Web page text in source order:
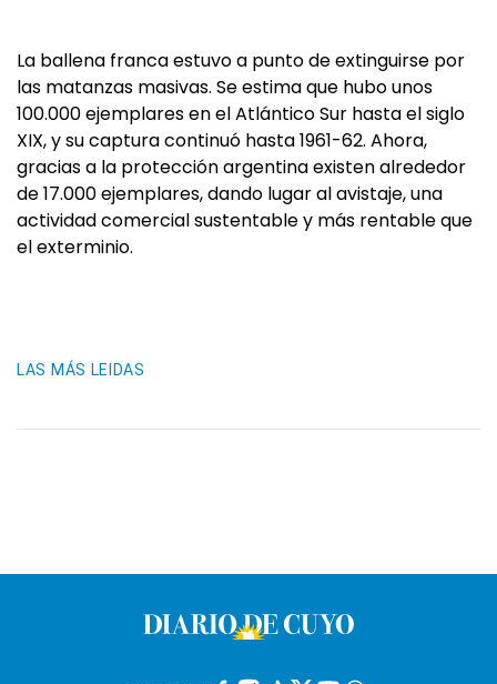
La ballena franca estuvo a punto de extinguirse por
las matanzas masivas. Se estima que hubo unos
100.000 ejemplares en el Atlántico Sur hasta el siglo
XIX, y su captura continuó hasta 1961-62. Ahora,
gracias a la protección argentina existen alrededor
de 17.000 ejemplares, dando lugar al avistaje, una
actividad comercial sustentable y más rentable que
el exterminio.
LAS MÁS LEIDAS